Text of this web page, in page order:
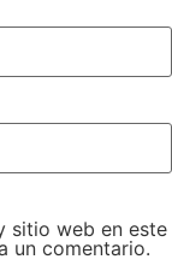
sitio web en este
un comentario.